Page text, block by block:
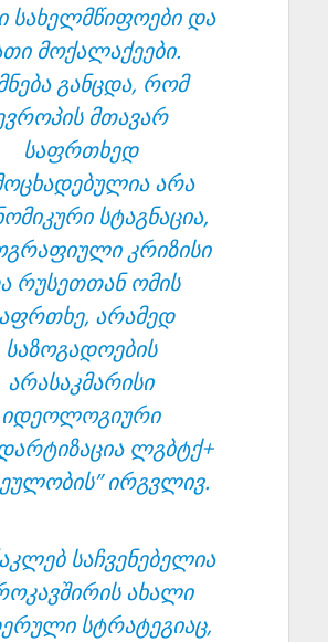
სახელმწიფოები და
მოქალაქეები.
განცდა, რომ
მთავარ
საფრთხედ
არა
სტაგნაცია,
კრიზისი
რუსეთთან ომის
არამედ
საზოგადოების
არასაკმარისი
იდეოლოგიური
ლგბტქ+
ირგვლივ.
საჩვენებელია
ახალი
სტრატეგიაც,